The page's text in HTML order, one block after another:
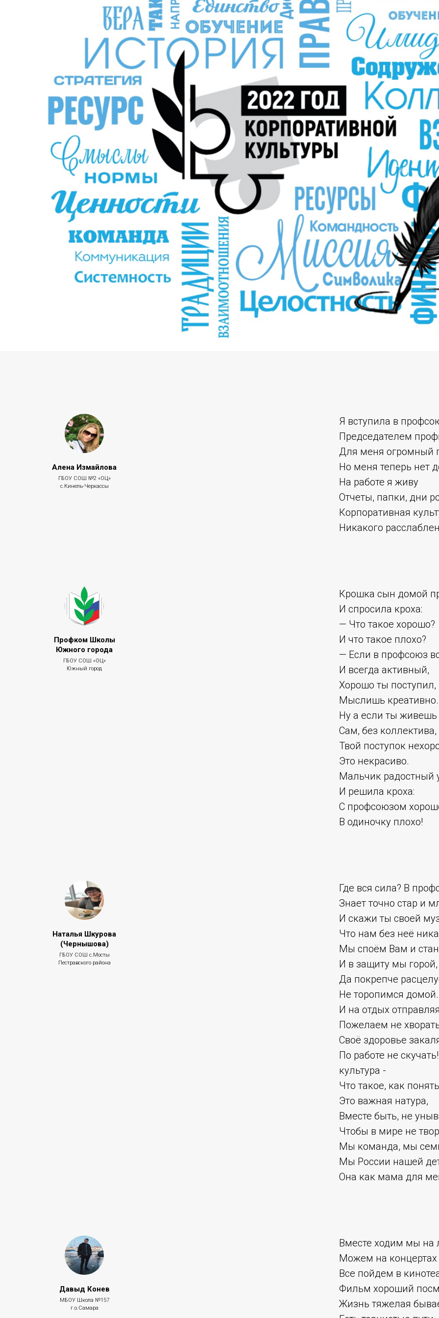
Алена Измайлова
ГБОУ СОШ №2 «ОЦ»
с.Кинель-Черкассы
Я вступила в
Председателем
Для меня огромный
Но меня теперь нет
На работе я живу
Отчеты, папки, дни
Корпоративная
Никакого
Профком Школы
Южного города
ГБОУ СОШ «ОЦ»
Южный город
Крошка сын домой
И спросила кроха:
— Что такое хорошо?
И что такое плохо?
— Если в профсоюз
И всегда активный,
Хорошо ты поступил,
Мыслишь креативно.
Ну а если ты живешь
Сам, без коллектива,
Твой поступок
Это некрасиво.
Мальчик радостный
И решила кроха:
С профсоюзом
В одиночку плохо!
Наталья Шкурова
(Чернышова)
ГБОУ СОШ с.Мосты
Пестравского района
Где вся сила? В
Знает точно стар и
И скажи ты своей
Что нам без неё
Мы споём Вам и
И в защиту мы горой,
Да покрепче
Не торопимся домой.
И на отдых
Пожелаем не
Своё здоровье
По работе не
культура -
Что такое, как
Это важная натура,
Вместе быть, не
Чтобы в мире не
Мы команда, мы
Мы России нашей
Она как мама для
Давыд Конев
МБОУ Школа №157
г.о.Самара
Вместе ходим мы на
Можем на концертах
Все пойдем в
Фильм хороший
Жизнь тяжелая